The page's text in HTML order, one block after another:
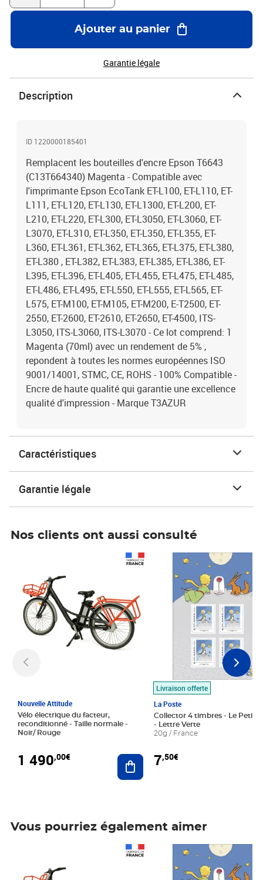
Ajouter au panier
Garantie légale
Description
ID 1220000185401
Remplacent les bouteilles d'encre Epson T6643
(C13T664340) Magenta - Compatible avec
l'imprimante Epson EcoTank ET-L100, ET-L110, ET-
L111, ET-L120, ET-L130, ET-L1300, ET-L200, ET-
L210, ET-L220, ET-L300, ET-L3050, ET-L3060, ET-
L3070, ET-L310, ET-L350, ET-L350, ET-L355, ET-
L360, ET-L361, ET-L362, ET-L365, ET-L375, ET-L380,
ET-L380 , ET-L382, ET-L383, ET-L385, ET-L386, ET-
L395, ET-L396, ET-L405, ET-L455, ET-L475, ET-L485,
ET-L486, ET-L495, ET-L550, ET-L555, ET-L565, ET-
L575, ET-M100, ET-M105, ET-M200, E-T2500, ET-
2550, ET-2600, ET-2610, ET-2650, ET-4500, ITS-
L3050, ITS-L3060, ITS-L3070 - Ce lot comprend: 1
Magenta (70ml) avec un rendement de 5% ,
repondent à toutes les normes européennes ISO
9001/14001, STMC, CE, ROHS - 100% Compatible -
Encre de haute qualité qui garantie une excellence
qualité d'impression - Marque T3AZUR
Caractéristiques
Garantie légale
Nos clients ont aussi consulté
Nouvelle Attitude
Vélo électrique du facteur,
reconditionné - Taille normale -
Noir/ Rouge
1 490,00€ Ajouter au panier
Livraison offerte
La Poste
Collector 4 timbres - Le Petit
- Lettre Verte
20g / France
7,50€
Prix 7,50€
Vous pourriez également aimer
Prix 7,50€